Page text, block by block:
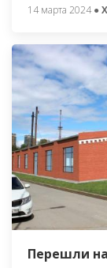
14 марта 2024●
Перешли